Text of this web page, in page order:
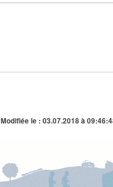
Modifiée le : 03.07.2018 à